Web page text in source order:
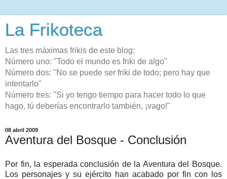
La Frikoteca
Las tres máximas frikis de este blog:
Número uno: "Todo el mundo es friki de algo"
Número dos: "No se puede ser friki de todo; pero hay que
intentarlo"
Número tres: "Si yo tengo tiempo para hacer todo lo que
hago, tú deberías encontrarlo también, ¡vago!"
08 abril 2009
Aventura del Bosque - Conclusión
Por fin, la esperada conclusión de la Aventura del Bosque.
Los personajes y su ejército han acabado por fin con los